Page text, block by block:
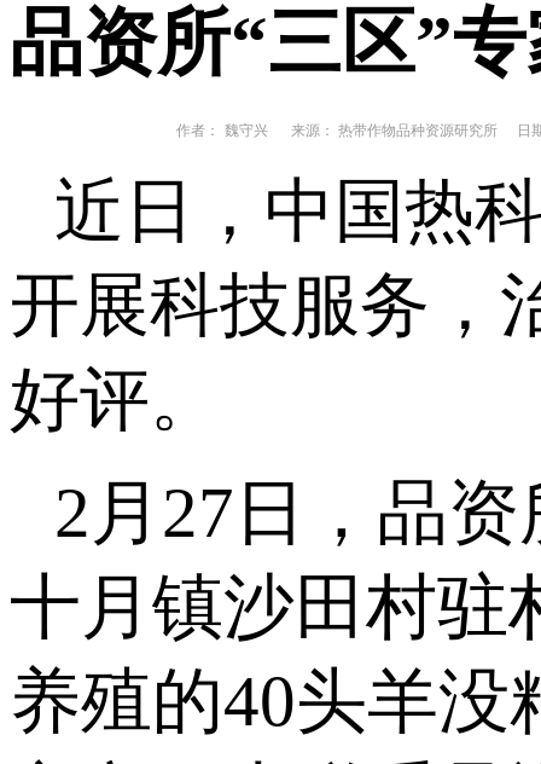
品资所“三区”
作者： 魏守兴 来源： 热带作物品种资源研究所 日
近日， 中国热
开展科技服务，
好评。
2月27日，品
十月镇沙田村驻
养殖的40头羊